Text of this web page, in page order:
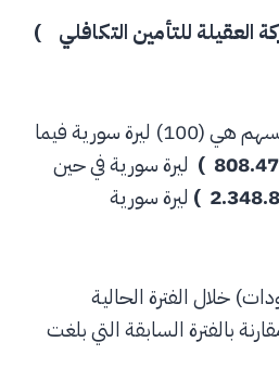
للتأمين التكافلي )
يذكر أن القيمة الإسمية للسهم هي (100) ليرة سورية فيما
ليرة سورية في حين
ليرة سورية
خلال الفترة الحالية
بالفترة السابقة التي بلغت